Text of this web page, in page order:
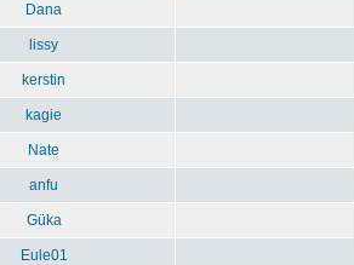
Dana
lissy
kerstin
kagie
Nate
anfu
Güka
Eule01